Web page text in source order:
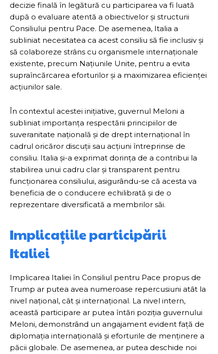
decizie finală în legătură cu participarea va fi luată
după o evaluare atentă a obiectivelor și structurii
Consiliului pentru Pace. De asemenea, Italia a
subliniat necesitatea ca acest consiliu să fie inclusiv și
să colaboreze strâns cu organismele internaționale
existente, precum Națiunile Unite, pentru a evita
supraîncărcarea eforturilor și a maximizarea eficienței
acțiunilor sale.
În contextul acestei inițiative, guvernul Meloni a
subliniat importanța respectării principiilor de
suveranitate națională și de drept internațional în
cadrul oricăror discuții sau acțiuni întreprinse de
consiliu. Italia și-a exprimat dorința de a contribui la
stabilirea unui cadru clar și transparent pentru
funcționarea consiliului, asigurându-se că acesta va
beneficia de o conducere echilibrată și de o
reprezentare diversificată a membrilor săi.
Implicațiile participării
Italiei
Implicarea Italiei în Consiliul pentru Pace propus de
Trump ar putea avea numeroase repercusiuni atât la
nivel național, cât și internațional. La nivel intern,
această participare ar putea întări poziția guvernului
Meloni, demonstrând un angajament evident față de
diplomația internațională și eforturile de menținere a
păcii globale. De asemenea, ar putea deschide noi